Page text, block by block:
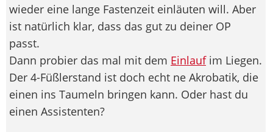
wieder eine lange Fastenzeit einläuten will. Aber
ist natürlich klar, dass das gut zu deiner OP
passt.
Dann probier das mal mit dem Einlaufim Liegen.
Der 4-Füßlerstand ist doch echt ne Akrobatik, die
einen ins Taumeln bringen kann. Oder hast du
einen Assistenten?